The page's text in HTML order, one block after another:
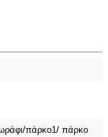
πάρκο1/ πάρκο